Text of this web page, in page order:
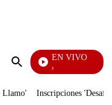
Enviar
EN VIVO
Rafael Orozco
Llamo' Inscripciones